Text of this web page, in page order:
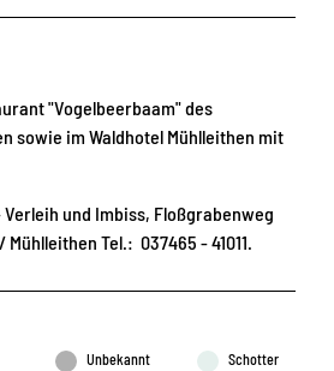
"Vogelbeerbaam" des
sowie im Waldhotel Mühlleithen mit
und Imbiss, Floßgrabenweg
Tel.: 037465 - 41011.
Unbekannt
Schotter